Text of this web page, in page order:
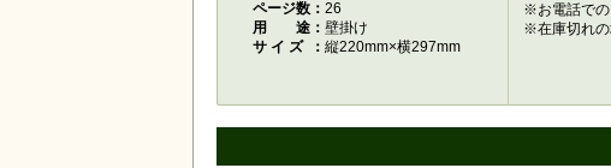
ページ数
26
用途壁掛け
サイズ
縦220mm×横297mm
※お電話での
※在庫切れの